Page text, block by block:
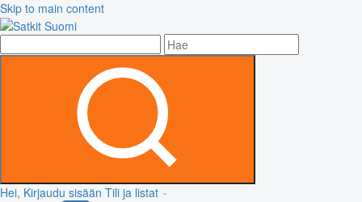
Skip to main content
Hei, Kirjaudu sisään Tili ja listat